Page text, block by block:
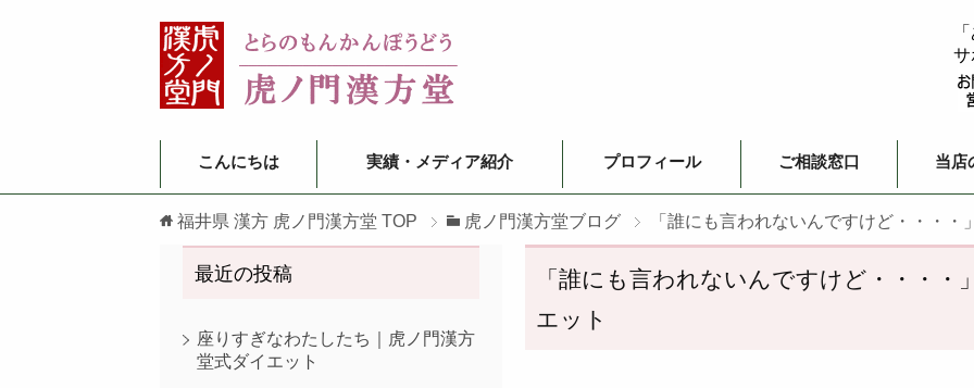
サ
こんにちは 実績・メディア紹介 プロフィール ご相談窓口 当店
福井県 漢方 虎ノ門漢方堂 TOP 虎ノ門漢方堂ブログ 「誰にも言われないんですけど・・・
「誰にも言われないんですけど・・・・
エット
最近の投稿
座りすぎなわたしたち｜虎ノ門漢方
堂式ダイエット